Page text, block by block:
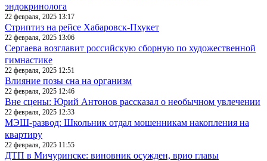
эндокринолога
22 февраля, 2025 13:17
Стриптиз на рейсе Хабаровск-Пхукет
22 февраля, 2025 13:06
Сергаева возглавит российскую сборную по художественной
гимнастике
22 февраля, 2025 12:51
Влияние позы сна на организм
22 февраля, 2025 12:46
Вне сцены: Юрий Антонов рассказал о необычном увлечении
22 февраля, 2025 12:33
МЭШ-развод: Школьник отдал мошенникам накопления на
квартиру
22 февраля, 2025 11:55
ДТП в Мичуринске: виновник осужден, врио главы